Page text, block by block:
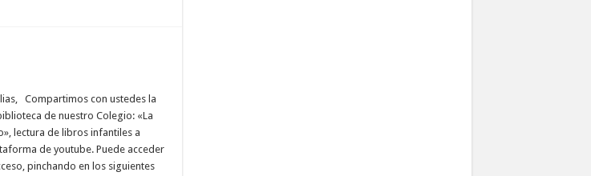
Compartimos con ustedes la
de nuestro Colegio: «La
lectura de libros infantiles a
de youtube. Puede acceder
pinchando en los siguientes